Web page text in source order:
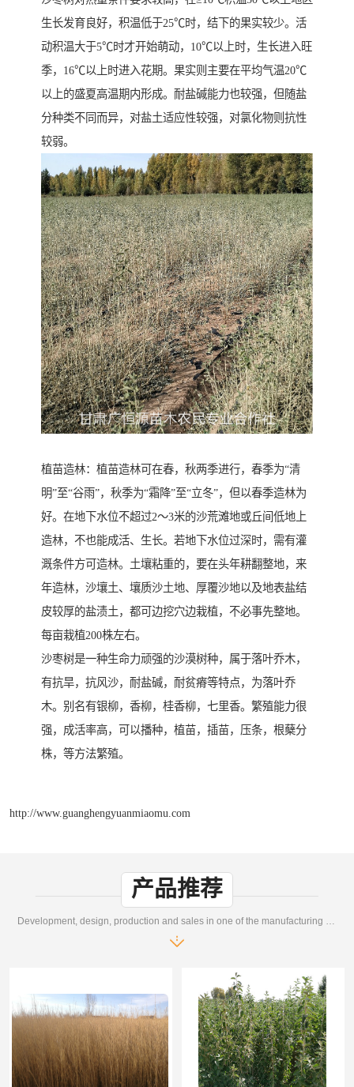
生长发育良好，积温低于25℃时，结下的果实较少。活
动积温大于5℃时才开始萌动，10℃以上时，生长进入旺
季，16℃以上时进入花期。果实则主要在平均气温20℃
以上的盛夏高温期内形成。耐盐碱能力也较强，但随盐
分种类不同而异，对盐土适应性较强，对氯化物则抗性
较弱。
植苗造林：植苗造林可在春，秋两季进行，春季为“清
明”至“谷雨”，秋季为“霜降”至“立冬”，但以春季造林为
好。在地下水位不超过2～3米的沙荒滩地或丘间低地上
造林，不也能成活、生长。若地下水位过深时，需有灌
溉条件方可造林。土壤粘重的，要在头年耕翻整地，来
年造林，沙壤土、壤质沙土地、厚覆沙地以及地表盐结
皮较厚的盐渍土，都可边挖穴边栽植，不必事先整地。
每亩栽植200株左右。
沙枣树是一种生命力顽强的沙漠树种，属于落叶乔木，
有抗旱，抗风沙，耐盐碱，耐贫瘠等特点，为落叶乔
木。别名有银柳，香柳，桂香柳，七里香。繁殖能力很
强，成活率高，可以播种，植苗，插苗，压条，根蘖分
株，等方法繁殖。
http://www.guanghengyuanmiaomu.com
产品推荐